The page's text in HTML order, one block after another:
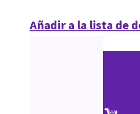
Añadir a la lista de